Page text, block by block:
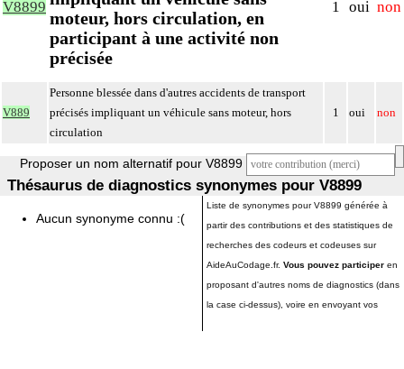
V8899
moteur, hors circulation, en
participant à une activité non
précisée
1 oui non
V889
Personne blessée dans d'autres accidents de transport
précisés impliquant un véhicule sans moteur, hors
circulation
1 oui non
Proposer un nom alternatif pour V8899
Thésaurus de diagnostics synonymes pour V8899
Aucun synonyme connu :(
Liste de synonymes pour V8899 générée à
partir des contributions et des statistiques de
recherches des codeurs et codeuses sur
AideAuCodage.fr. Vous pouvez participer en
proposant d'autres noms de diagnostics (dans
la case ci-dessus), voire en envoyant vos